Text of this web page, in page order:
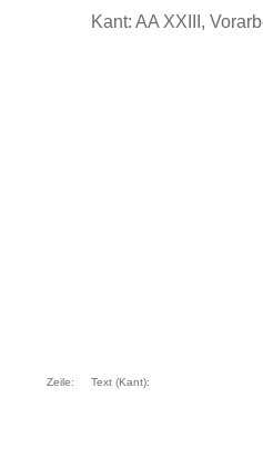
Kant: AA XXIII,
Zeile: Text (Kant):